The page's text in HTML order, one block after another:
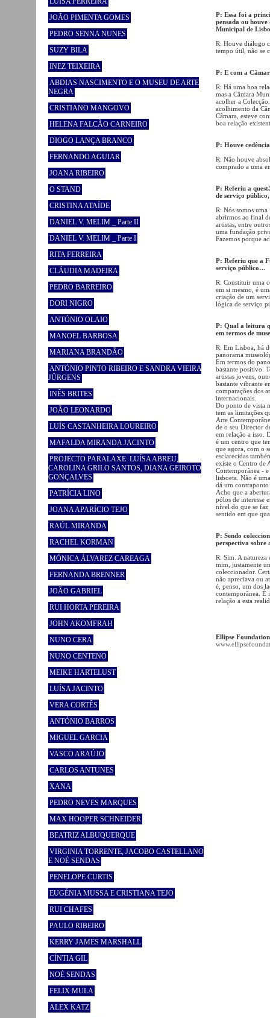
JOÃO PIMENTA GOMES
PEDRO SENNA NUNES
SUZY BILA
INEZ TEIXEIRA
ABDIAS NASCIMENTO E O MUSEU DE ARTE
NEGRA
CRISTIANO MANGOVO
HELENA FALCÃO CARNEIRO
DIOGO LANÇA BRANCO
FERNANDO AGUIAR
JOANA RIBEIRO
O STAND
CRISTINA ATAÍDE
DANIEL V. MELIM _ Parte II
DANIEL V. MELIM _ Parte I
RITA FERREIRA
CLÁUDIA MADEIRA
PEDRO BARREIRO
DORI NIGRO
ANTÓNIO OLAIO
MANOEL BARBOSA
MARIANA BRANDÃO
ANTÓNIO PINTO RIBEIRO E SANDRA VIEIRA
JÜRGENS
INÊS BRITES
JOÃO LEONARDO
LUÍS CASTANHEIRA LOUREIRO
MAFALDA MIRANDA JACINTO
PROJECTO PARALAXE: LUÍSA ABREU,
CAROLINA GRILO SANTOS, DIANA GEIROTO
GONÇALVES
PATRÍCIA LINO
JOANA APARÍCIO TEJO
RAÚL MIRANDA
RACHEL KORMAN
MÓNICA ÁLVAREZ CAREAGA
FERNANDA BRENNER
JOÃO GABRIEL
RUI HORTA PEREIRA
JOHN AKOMFRAH
NUNO CERA
NUNO CENTENO
MEIKE HARTELUST
LUÍSA JACINTO
VERA CORTÊS
ANTÓNIO BARROS
MIGUEL GARCIA
VASCO ARAÚJO
CARLOS ANTUNES
XANA
PEDRO NEVES MARQUES
MAX HOOPER SCHNEIDER
BEATRIZ ALBUQUERQUE
VIRGINIA TORRENTE, JACOBO CASTELLANO
E NOÉ SENDAS
PENELOPE CURTIS
EUGÉNIA MUSSA E CRISTIANA TEJO
RUI CHAFES
PAULO RIBEIRO
KERRY JAMES MARSHALL
CÍNTIA GIL
NOÉ SENDAS
FELIX MULA
ALEX KATZ
P: Essa foi a
pensada ou
Municipal de
R: Houve diálogo
tempo útil, não se
P: E com a
R: Há uma boa
mas a Câmara
acolher a
acolhimento da
Câmara, esteve
boa relação
P: Houve
R: Não houve
comprado a uma
P: Referiu a
de serviço
R: Nós somos
abrirmos ao final
artistas, entre
uma fundação
Fazemos porque
P: Referiu que a
serviço público…
R: Constituir uma
em si mesmo, é
criação de um
lógica de serviço
P: Qual a leitura
em termos de
R: Em Lisboa, há
panorama
Em termos do
bastante positivo.
artistas jovens,
bastante vibrante
comparações dos
internacionais.
Do ponto de vista
tem as limitações
Arte
de o seu Director
em relação a isso.
é um centro que
que agora, com o
esclarecidas
existe o Centro de
Contemporânea -
lisboeta. Não é
dá um contraponto
Acho que a
pólos de interesse
nível do que se faz
sentido em que
P: Sendo
perspectiva sobre
R: Sim. A
mim, justamente
coleccionador.
não apreciava ou
é, penso, um dos
contemporânea. É
relação a esta
Ellipse